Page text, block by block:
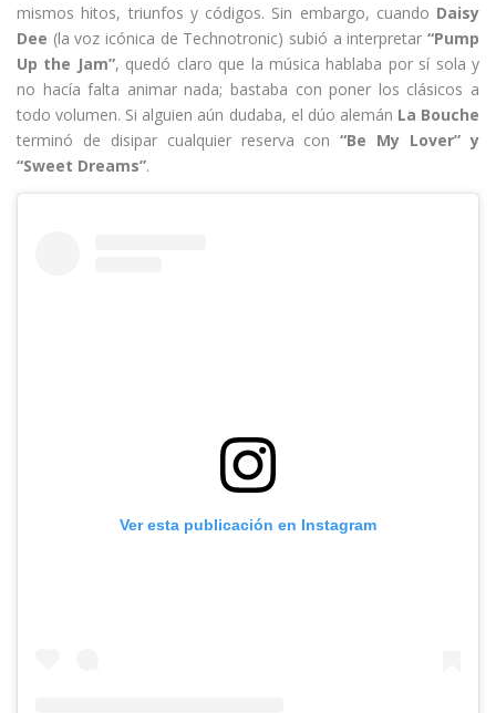
mismos hitos, triunfos y códigos. Sin embargo, cuando Daisy
Dee (la voz icónica de Technotronic) subió a interpretar “Pump
Up the Jam”, quedó claro que la música hablaba por sí sola y
no hacía falta animar nada; bastaba con poner los clásicos a
todo volumen. Si alguien aún dudaba, el dúo alemán La Bouche
terminó de disipar cualquier reserva con“Be My Lover” y
“Sweet Dreams”.
Ver esta publicación en Instagram